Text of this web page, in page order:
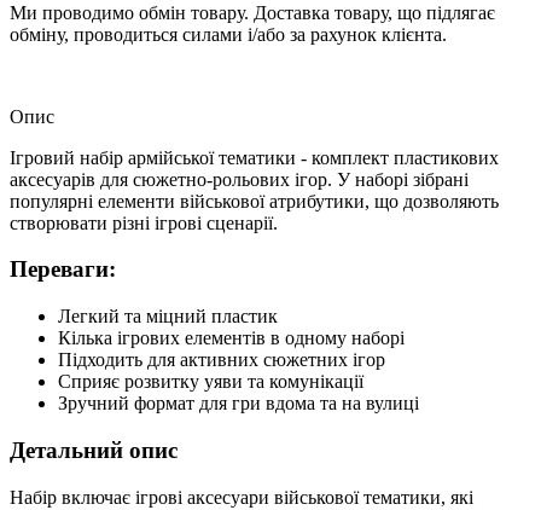
Ми проводимо обмін товару. Доставка товару, що підлягає
обміну, проводиться силами і/або за рахунок клієнта.
Опис
Ігровий набір армійської тематики - комплект пластикових
аксесуарів для сюжетно-рольових ігор. У наборі зібрані
популярні елементи військової атрибутики, що дозволяють
створювати різні ігрові сценарії.
Переваги:
Легкий та міцний пластик
Кілька ігрових елементів в одному наборі
Підходить для активних сюжетних ігор
Сприяє розвитку уяви та комунікації
Зручний формат для гри вдома та на вулиці
Детальний опис
Набір включає ігрові аксесуари військової тематики, які